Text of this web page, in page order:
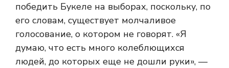
победить Букеле на выборах, поскольку, по
его словам, существует молчаливое
голосование, о котором не говорят. «Я
думаю, что есть много колеблющихся
людей, до которых еще не дошли руки», —